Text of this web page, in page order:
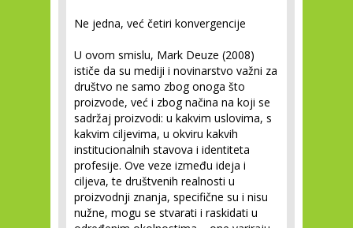
Ne jedna, već četiri konvergencije
U ovom smislu, Mark Deuze (2008)
ističe da su mediji i novinarstvo važni za
društvo ne samo zbog onoga što
proizvode, već i zbog načina na koji se
sadržaj proizvodi: u kakvim uslovima, s
kakvim ciljevima, u okviru kakvih
institucionalnih stavova i identiteta
profesije. Ove veze između ideja i
ciljeva, te društvenih realnosti u
proizvodnji znanja, specifične su i nisu
nužne, mogu se stvarati i raskidati u